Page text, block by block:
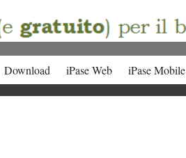
Download iPase Web iPase Mobile